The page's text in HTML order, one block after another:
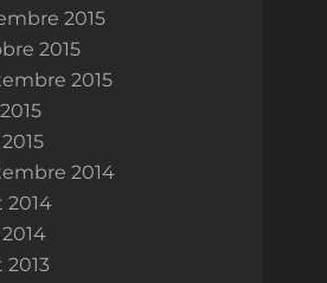
2015
2015
2015
2014
2014
2013